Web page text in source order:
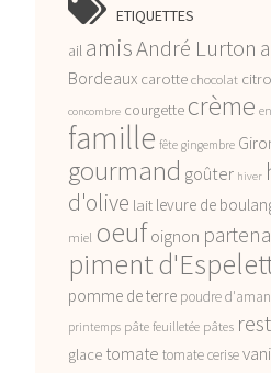
ETIQUETTES
ail amisAndré Lurton
Bordeaux carottechocolat
concombre courgette crème
famille fête gingembre
gourmand goûter hiver
d'olive lait levure de
miel oeuf oignon
piment
pomme de terre poudre
printemps pâte feuilletée pâtes
glace tomate tomate cerise